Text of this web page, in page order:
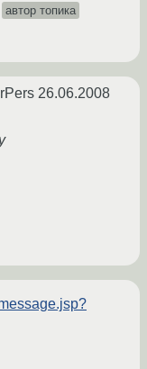
автор топика
26.06.2008